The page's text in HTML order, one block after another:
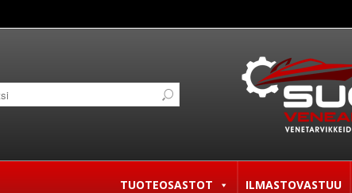
TUOTEOSASTOT ILMASTOVASTUU